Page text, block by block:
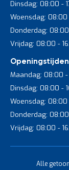
Dinsdag: 08:00 -
Woensdag: 08:00
Donderdag:
Vrijdag: 08:00 -
Maandag: 08:00 -
Dinsdag: 08:00 -
Woensdag: 08:00
Donderdag:
Vrijdag: 08:00 -
Alle